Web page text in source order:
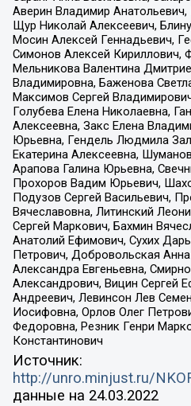
Аверин Владимир
Щур Николай Алексеевич,
Мосин Алексей Геннадьевич,
Симонов Алексей Кириллович,
Мельникова Валентина
Владимировна, Баженова
Максимов Сергей
Голубева Елена Николаевна,
Алексеевна, Закс Елена
Юрьевна, Гендель Людмила
Екатерина Алексеевна,
Арапова Галина Юрьевна,
Прохоров Вадим Юрьевич,
Подузов Сергей Васильевич,
Вячеславовна, Литинский
Сергей Маркович, Бахмин
Анатолий Ефимович, Сухих
Петрович, Добровольская
Александра Евгеньевна,
Александрович, Вицин Сергей
Андреевич, Левинсон Лев
Иосифовна, Орлов Олег
Федоровна, Резник Генри
Константинович
Источник:
http://unro.minjust.ru/
данные на 24.03.2022